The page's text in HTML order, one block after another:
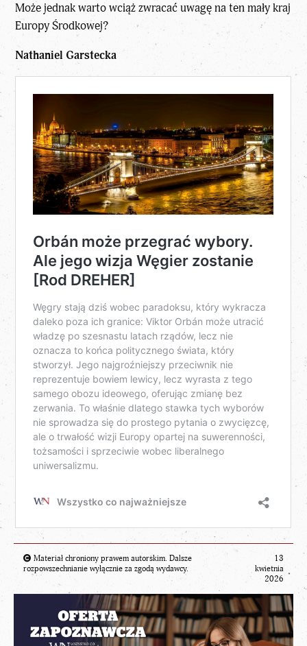
Może jednak warto wciąż zwracać uwagę na ten mały kraj
Europy Środkowej?
Nathaniel Garstecka
Materiał chroniony prawem autorskim. Dalsze
rozpowszechnianie wyłącznie za zgodą wydawcy.
13
kwietnia
2026